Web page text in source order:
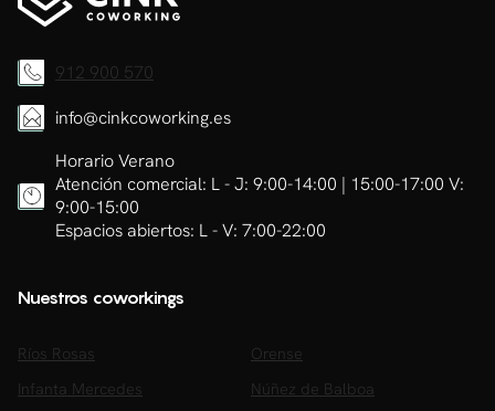
912 900 570
info@cinkcoworking.es
Horario Verano
Atención comercial: L - J: 9:00-14:00 | 15:00-17:00 V:
9:00-15:00
Espacios abiertos: L - V: 7:00-22:00
Nuestros coworkings
Ríos Rosas
Orense
Infanta Mercedes
Núñez de Balboa